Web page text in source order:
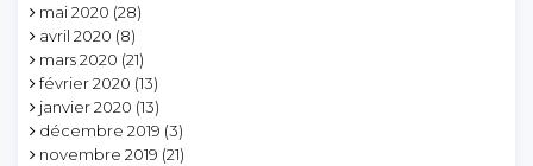
mai 2020 (28)
avril 2020 (8)
mars 2020 (21)
février 2020 (13)
janvier 2020 (13)
décembre 2019 (3)
novembre 2019 (21)